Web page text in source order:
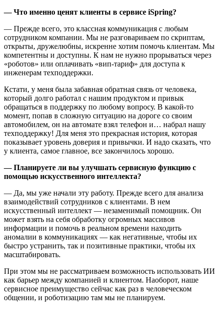
— Что именно ценят клиенты в сервисе iSpring?
— Прежде всего, это классная коммуникация с любым
сотрудником компании. Мы не разговариваем по скриптам,
открыты, дружелюбны, искренне хотим помочь клиентам. Мы
компетентны и доступны. К нам не нужно прорываться через
«роботов» или оплачивать «вип-тариф» для доступа к
инженерам техподдержки.
Кстати, у меня была забавная обратная связь от человека,
который долго работал с нашим продуктом и привык
обращаться в поддержку по любому вопросу. В какой-то
момент, попав в сложную ситуацию на дороге со своим
автомобилем, он на автомате взял телефон и… набрал нашу
техподдержку! Для меня это прекрасная история, которая
показывает уровень доверия и привычки. И надо сказать, что
у клиента, самое главное, все закончилось хорошо.
— Планируете ли вы улучшать сервисную функцию с
помощью искусственного интеллекта?
— Да, мы уже начали эту работу. Прежде всего для анализа
взаимодействий сотрудников с клиентами. В нем
искусственный интеллект — незаменимый помощник. Он
может взять на себя обработку огромных массивов
информации и помочь в реальном времени находить
аномалии в коммуникациях — как негативные, чтобы их
быстро устранить, так и позитивные практики, чтобы их
масштабировать.
При этом мы не рассматриваем возможность использовать ИИ
как барьер между компанией и клиентом. Наоборот, наше
сервисное преимущество сейчас как раз в человеческом
общении, и роботизацию там мы не планируем.